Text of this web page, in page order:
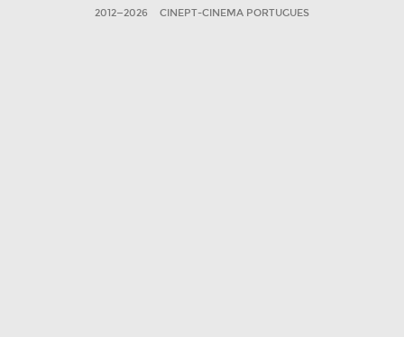
2012—2026 CINEPT-CINEMA PORTUGUES